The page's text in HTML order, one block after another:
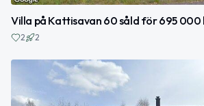
Villa på Kattisavan 60 såld för 695 000
2 2